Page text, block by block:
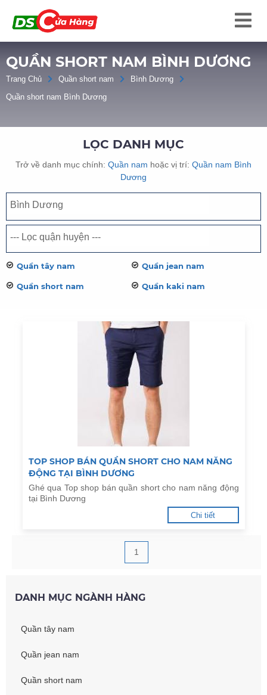
QUẦN SHORT NAM BÌNH DƯƠNG
Trang Chủ Quần short nam
Bình Dương
Quần short nam Bình Dương
LỌC DANH MỤC
Trở về danh mục chính: Quần nam hoặc vị trí: Quần nam Bình
Dương
Quần tây nam Quần jean nam
Quần short nam Quần kaki nam
TOP SHOP BÁN QUẦN SHORT CHO NAM NĂNG
ĐỘNG TẠI BÌNH DƯƠNG
Ghé qua Top shop bán quần short cho nam năng động
tại Bình Dương
Chi tiết
1
DANH MỤC NGÀNH HÀNG
Quần tây nam
Quần jean nam
Quần short nam